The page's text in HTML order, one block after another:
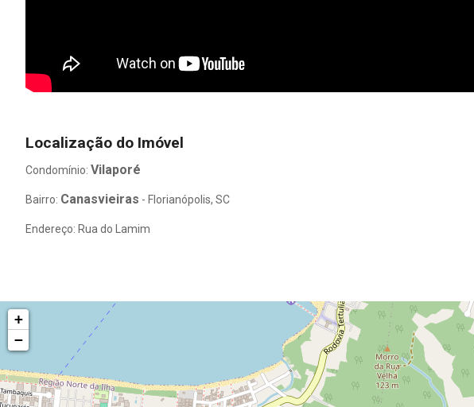
Localização do Imóvel
Condomínio: Vilaporé
Bairro: Canasvieiras - Florianópolis, SC
Endereço: Rua do Lamim
+
−